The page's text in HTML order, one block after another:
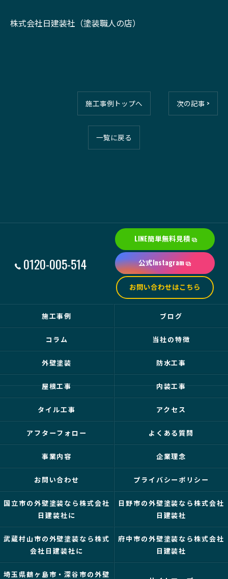
株式会社日建装社（塗装職人の店）
施工事例トップへ 次の記事 >
一覧に戻る
0120-005-514
LINE簡単無料見積
公式Instagram
お問い合わせはこちら
施工事例 ブログ
コラム 当社の特徴
外壁塗装 防水工事
屋根工事 内装工事
タイル工事 アクセス
アフターフォロー よくある質問
事業内容 企業理念
お問い合わせ プライバシーポリシー
国立市の外壁塗装なら株式会社
日建装社に
日野市の外壁塗装なら株式会社
日建装社
武蔵村山市の外壁塗装なら株式
会社日建装社に
府中市の外壁塗装なら株式会社
日建装社
埼玉県鶴ヶ島市・深谷市の外壁